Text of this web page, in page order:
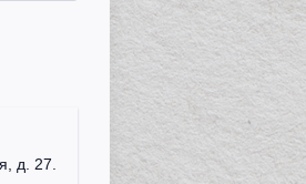
д. 27.
Мумий
г.